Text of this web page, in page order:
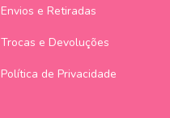
Envios e Retiradas
Trocas e Devoluções
Política de Privacidade